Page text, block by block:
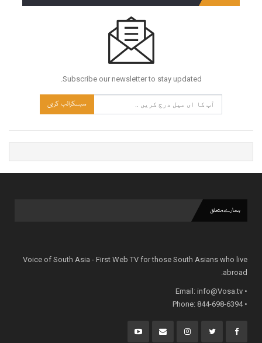
Subscribe our newsletter to stay updated.
سبسکرائب کریں
ہمارے متعلق
Voice of South Asia - First Web TV for those South Asians who live
abroad.
• Email:
info@Vosa.tv
• Phone: 844-698-6394